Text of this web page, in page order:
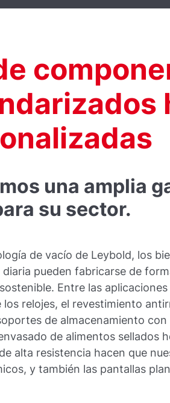
una amplia
su sector.
de vacío de Leybold, los
pueden fabricarse de
Entre las
los relojes, el revestimiento
de almacenamiento
de alimentos sellados
alta resistencia hacen que
y también las pantallas